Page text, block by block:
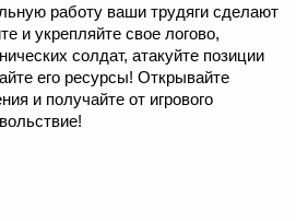
работу ваши трудяги сделают
и укрепляйте свое логово,
солдат, атакуйте позиции
его ресурсы! Открывайте
и получайте от игрового